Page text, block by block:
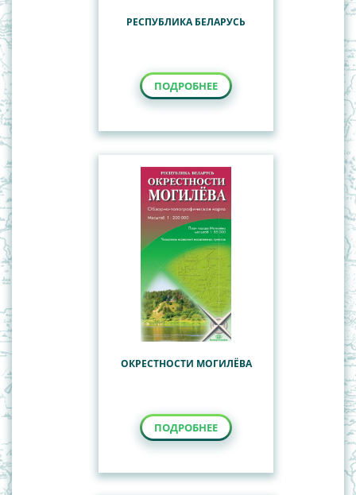
РЕСПУБЛИКА БЕЛАРУСЬ
ПОДРОБНЕЕ
ОКРЕСТНОСТИ МОГИЛЁВА
ПОДРОБНЕЕ